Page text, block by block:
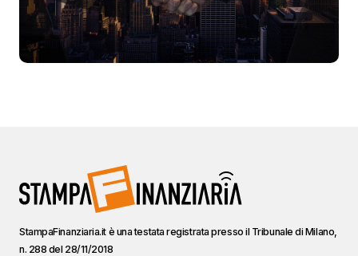
StampaFinanziaria.it è una testata registrata presso il Tribunale di Milano,
n. 288 del 28/11/2018